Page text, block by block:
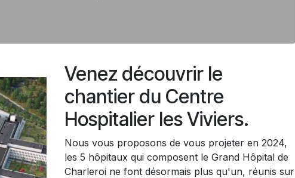
Venez découvrir le
chantier du Centre
Hospitalier les Viviers.
Nous vous proposons de vous projeter en 2024,
les 5 hôpitaux qui composent le Grand Hôpital de
Charleroi ne font désormais plus qu'un, réunis sur